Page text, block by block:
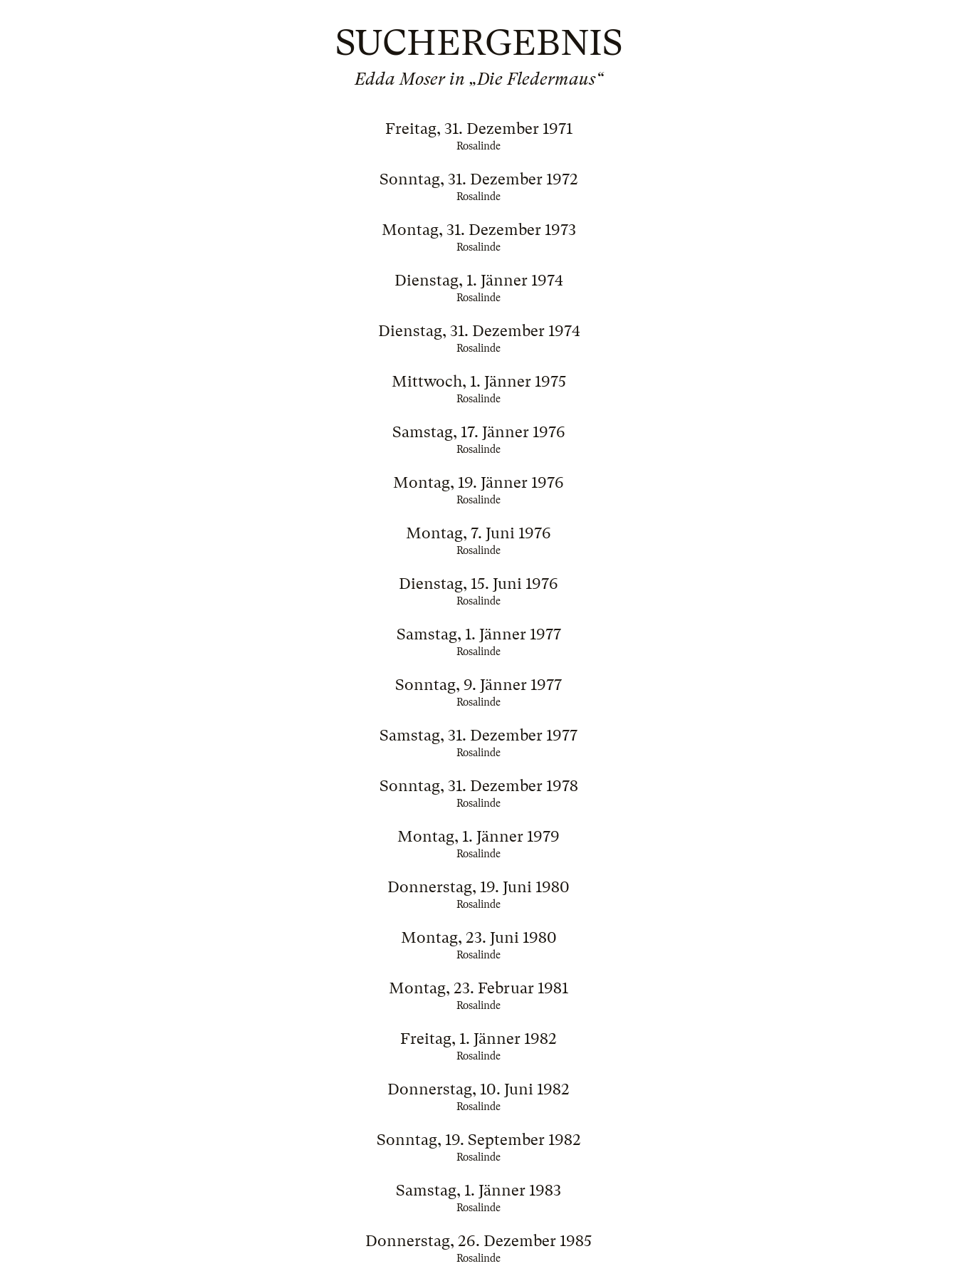
SUCHERGEBNIS
Edda Moser in „Die Fledermaus“
Freitag, 31. Dezember 1971
Rosalinde
Sonntag, 31. Dezember 1972
Rosalinde
Montag, 31. Dezember 1973
Rosalinde
Dienstag, 1. Jänner 1974
Rosalinde
Dienstag, 31. Dezember 1974
Rosalinde
Mittwoch, 1. Jänner 1975
Rosalinde
Samstag, 17. Jänner 1976
Rosalinde
Montag, 19. Jänner 1976
Rosalinde
Montag, 7. Juni 1976
Rosalinde
Dienstag, 15. Juni 1976
Rosalinde
Samstag, 1. Jänner 1977
Rosalinde
Sonntag, 9. Jänner 1977
Rosalinde
Samstag, 31. Dezember 1977
Rosalinde
Sonntag, 31. Dezember 1978
Rosalinde
Montag, 1. Jänner 1979
Rosalinde
Donnerstag, 19. Juni 1980
Rosalinde
Montag, 23. Juni 1980
Rosalinde
Montag, 23. Februar 1981
Rosalinde
Freitag, 1. Jänner 1982
Rosalinde
Donnerstag, 10. Juni 1982
Rosalinde
Sonntag, 19. September 1982
Rosalinde
Samstag, 1. Jänner 1983
Rosalinde
Donnerstag, 26. Dezember 1985
Rosalinde